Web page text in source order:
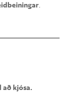
.
að kjósa.